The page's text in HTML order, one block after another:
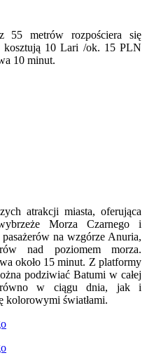
55 metrów rozpościera się
kosztują 10 Lari /ok. 15 PLN
10 minut.
atrakcji miasta, oferująca
Morza Czarnego i
na wzgórze Anuria,
nad poziomem morza.
około 15 minut. Z platformy
podziwiać Batumi w całej
w ciągu dnia, jak i
kolorowymi światłami.